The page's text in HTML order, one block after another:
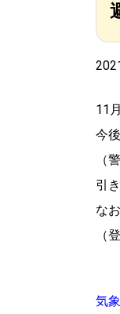
11
今
（
引
な
（
気